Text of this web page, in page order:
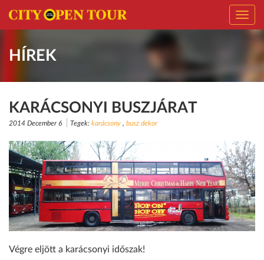
HÍREK
KARÁCSONYI BUSZJÁRAT
2014 December 6 Tegek: karácsony , busz dekor
Végre eljött a karácsonyi időszak!